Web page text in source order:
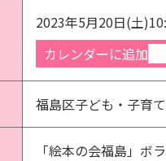
2023年5月20日(土)
カレンダーに追加
福島区子ども・子育
「絵本の会福島」ボ